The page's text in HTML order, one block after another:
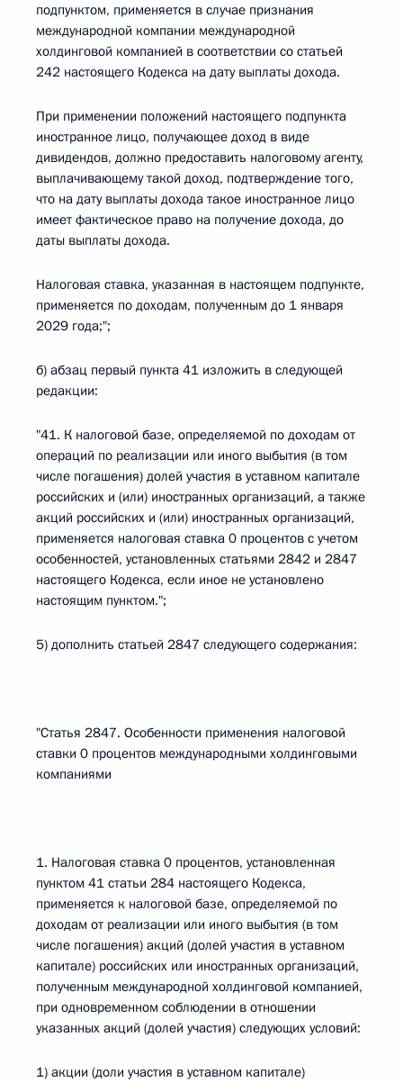
подпунктом, применяется в случае признания
международной компании международной
холдинговой компанией в соответствии со статьей
242 настоящего Кодекса на дату выплаты дохода.
При применении положений настоящего подпункта
иностранное лицо, получающее доход в виде
дивидендов, должно предоставить налоговому агенту,
выплачивающему такой доход, подтверждение того,
что на дату выплаты дохода такое иностранное лицо
имеет фактическое право на получение дохода, до
даты выплаты дохода.
Налоговая ставка, указанная в настоящем подпункте,
применяется по доходам, полученным до 1 января
2029 года;";
б) абзац первый пункта 41 изложить в следующей
редакции:
"41. К налоговой базе, определяемой по доходам от
операций по реализации или иного выбытия (в том
числе погашения) долей участия в уставном капитале
российских и (или) иностранных организаций, а также
акций российских и (или) иностранных организаций,
применяется налоговая ставка 0 процентов с учетом
особенностей, установленных статьями 2842 и 2847
настоящего Кодекса, если иное не установлено
настоящим пунктом.";
5) дополнить статьей 2847 следующего содержания:
"Статья 2847. Особенности применения налоговой
ставки 0 процентов международными холдинговыми
компаниями
1. Налоговая ставка 0 процентов, установленная
пунктом 41 статьи 284 настоящего Кодекса,
применяется к налоговой базе, определяемой по
доходам от реализации или иного выбытия (в том
числе погашения) акций (долей участия в уставном
капитале) российских или иностранных организаций,
полученным международной холдинговой компанией,
при одновременном соблюдении в отношении
указанных акций (долей участия) следующих условий:
1) акции (доли участия в уставном капитале)